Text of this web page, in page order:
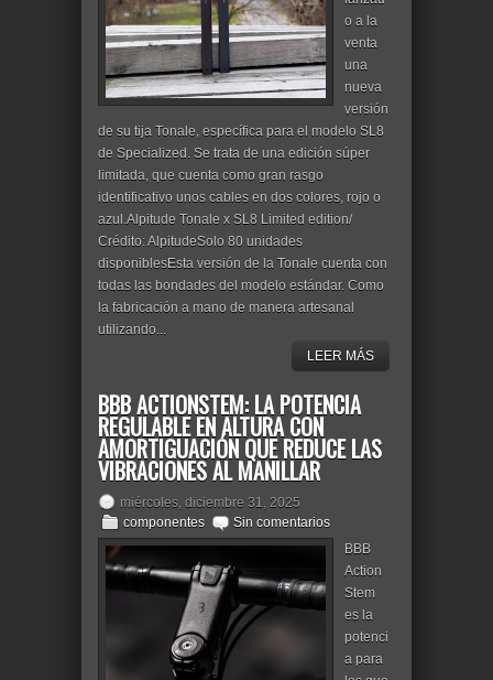
o a la
venta
una
nueva
versión
de su tija Tonale, específica para el modelo SL8
de Specialized. Se trata de una edición súper
limitada, que cuenta como gran rasgo
identificativo unos cables en dos colores, rojo o
azul.Alpitude Tonale x SL8 Limited edition/
Crédito: AlpitudeSolo 80 unidades
disponiblesEsta versión de la Tonale cuenta con
todas las bondades del modelo estándar. Como
la fabricación a mano de manera artesanal
utilizando...
LEER MÁS
BBB ACTIONSTEM: LA POTENCIA
REGULABLE EN ALTURA CON
AMORTIGUACIÓN QUE REDUCE LAS
VIBRACIONES AL MANILLAR
miércoles, diciembre 31, 2025
componentes
Sin comentarios
BBB
Action
Stem
es la
potenci
a para